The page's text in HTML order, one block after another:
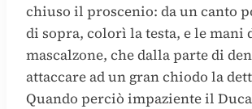
chiuso il proscenio: da un canto
di sopra, colorì la testa, e le mani
mascalzone, che dalla parte di
attaccare ad un gran chiodo la
Quando perciò impaziente il